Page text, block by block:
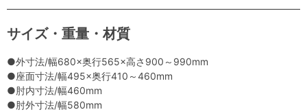
サイズ・重量・材質
●外寸法/幅680×奥行565×高さ900～990mm
●座面寸法/幅495×奥行410～460mm
●肘内寸法/幅460mm
●肘外寸法/幅580mm